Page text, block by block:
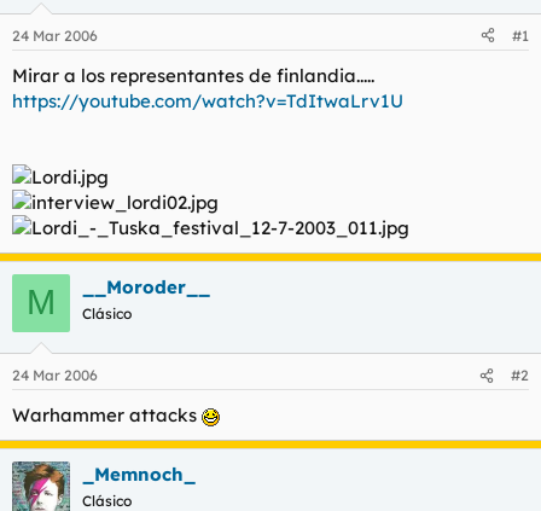
r
d
l
t
a
n
i
o
24 Mar 2006 #1
Mirar a los representantes de finlandia.....
https://youtube.com/watch?v=TdItwaLrv1U
M __Moroder__
Clásico
24 Mar 2006 #2
Warhammer attacks
_Memnoch_
Clásico